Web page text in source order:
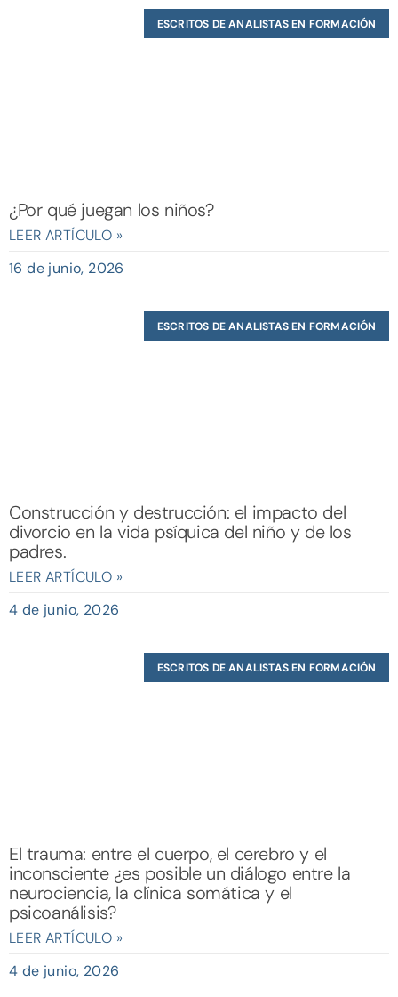
ESCRITOS DE ANALISTAS EN FORMACIÓN
¿Por qué juegan los niños?
LEER ARTÍCULO »
16 de junio, 2026
ESCRITOS DE ANALISTAS EN FORMACIÓN
Construcción y destrucción: el impacto del
divorcio en la vida psíquica del niño y de los
padres.
LEER ARTÍCULO »
4 de junio, 2026
ESCRITOS DE ANALISTAS EN FORMACIÓN
El trauma: entre el cuerpo, el cerebro y el
inconsciente ¿es posible un diálogo entre la
neurociencia, la clínica somática y el
psicoanálisis?
LEER ARTÍCULO »
4 de junio, 2026